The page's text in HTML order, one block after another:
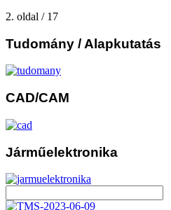
2. oldal / 17
Tudomány / Alapkutatás
CAD/CAM
Járműelektronika